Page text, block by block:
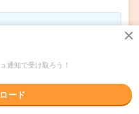
通知で受け取ろう！
ード